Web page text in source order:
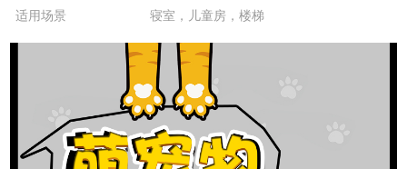
适用场景
寝室，儿童房，楼梯